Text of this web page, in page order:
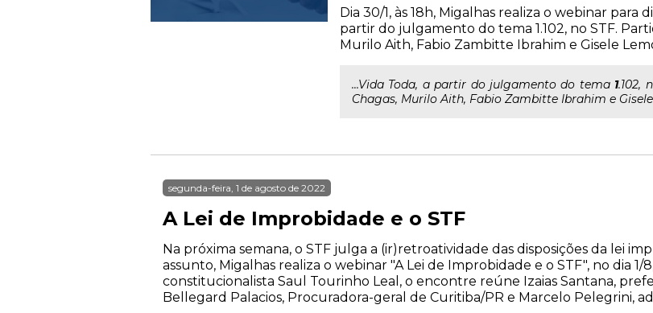
Dia 30/1, às 18h, Migalhas realiza o webinar para
partir do julgamento do tema 1.102, no STF.
Murilo Aith, Fabio Zambitte Ibrahim e Gisele
...Vida Toda, a partir do julgamento do tema 1.102,
Chagas, Murilo Aith, Fabio Zambitte Ibrahim e
segunda-feira, 1 de agosto de 2022
A Lei de Improbidade e o STF
Na próxima semana, o STF julga a (ir)retroatividade das disposições da lei
assunto, Migalhas realiza o webinar "A Lei de Improbidade e o STF", no dia 1/
constitucionalista Saul Tourinho Leal, o encontre reúne Izaias Santana,
Bellegard Palacios, Procuradora-geral de Curitiba/PR e Marcelo Pelegrini,